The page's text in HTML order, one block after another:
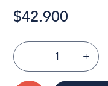
$42.900
- +